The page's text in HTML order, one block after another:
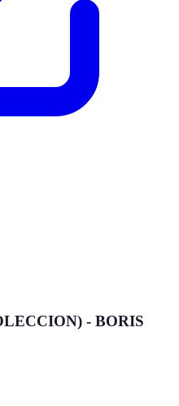
- BORIS